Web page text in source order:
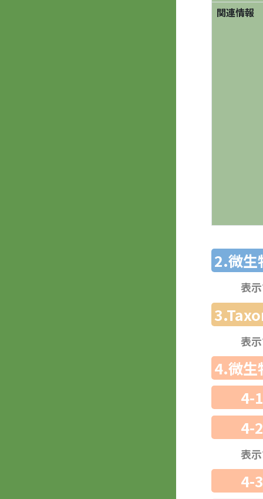
関連情報
2.微生
表
表
4.微生
4-
4-
表
4-